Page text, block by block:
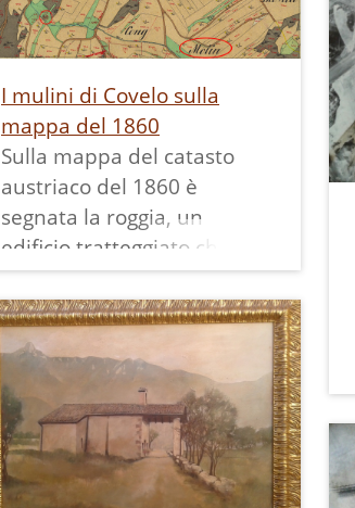
I mulini di Covelo sulla
mappa del 1860
Sulla mappa del catasto
austriaco del 1860 è
segnata la roggia, un
edificio tratteggiato che
diventerà un mulino e un
toponimo "Molin" al di
sotto del paese. Sorgente,
edificio e toponimo sono
cerchaiti in rosso per
rnderli immediatamente
riconoscibili.